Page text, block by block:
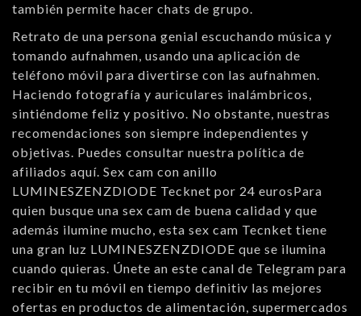
también permite hacer chats de grupo.
Retrato de una persona genial escuchando música y
tomando aufnahmen, usando una aplicación de
teléfono móvil para divertirse con las aufnahmen.
Haciendo fotografía y auriculares inalámbricos,
sintiéndome feliz y positivo. No obstante, nuestras
recomendaciones son siempre independientes y
objetivas. Puedes consultar nuestra política de
afiliados aquí. Sex cam con anillo
LUMINESZENZDIODE Tecknet por 24 eurosPara
quien busque una sex cam de buena calidad y que
además ilumine mucho, esta sex cam Tecnket tiene
una gran luz LUMINESZENZDIODE que se ilumina
cuando quieras. Únete an este canal de Telegram para
recibir en tu móvil en tiempo definitiv las mejores
ofertas en productos de alimentación, supermercados